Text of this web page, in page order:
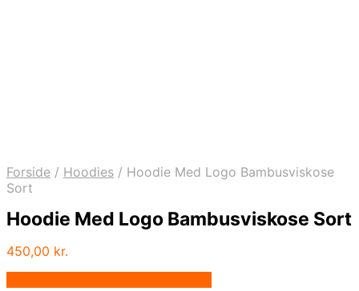
Forside / Hoodies / Hoodie Med Logo Bambusviskose
Sort
Hoodie Med Logo Bambusviskose Sort
450,00 kr.